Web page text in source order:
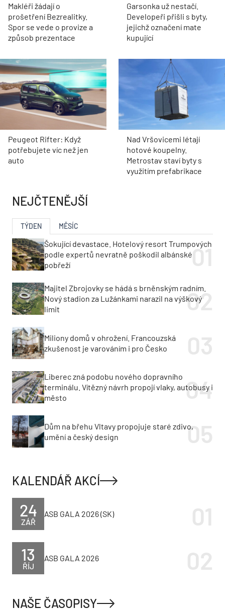
Makléři žádají o
prošetření Bezrealitky.
Spor se vede o provize a
způsob prezentace
Garsonka už nestačí.
Developeři přišli s byty,
jejichž označení mate
kupující
Peugeot Rifter: Když
potřebujete víc než jen
auto
Nad Vršovicemi létají
hotové koupelny.
Metrostav staví byty s
využitím prefabrikace
NEJČTENĚJŠÍ
TÝDEN MĚSÍC
Šokující devastace. Hotelový resort Trumpových
podle expertů nevratně poškodil albánské
pobřeží
Majitel Zbrojovky se hádá s brněnským radním.
Nový stadion za Lužánkami narazil na výškový
limit
Miliony domů v ohrožení. Francouzská
zkušenost je varováním i pro Česko
Liberec zná podobu nového dopravního
terminálu. Vítězný návrh propojí vlaky, autobusy i
město
Dům na břehu Vltavy propojuje staré zdivo,
umění a český design
KALENDÁŘ AKCÍ
ZÁŘ
24 ASB GALA 2026 (SK)
ŘÍJ
13 ASB GALA 2026
NAŠE ČASOPISY